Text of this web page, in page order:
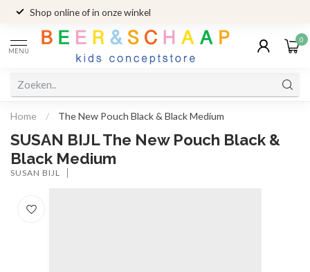
Shop online of in onze winkel
MENU
0
Home / The New Pouch Black & Black Medium
SUSAN BIJL The New Pouch Black &
Black Medium
SUSAN BIJL